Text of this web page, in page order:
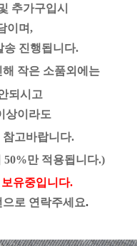
추가구입시
이며,
송 진행됩니다.
작은 소품외에는
되시고
상이라도
참고바랍니다.
50%만 적용됩니다.)
유중입니다.
으로 연락주세요.